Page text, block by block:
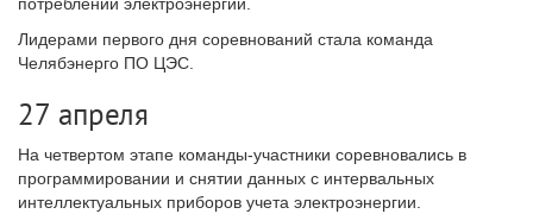
Лидерами первого дня соревнований стала команда
Челябэнерго ПО ЦЭС.
27 апреля
На четвертом этапе команды-участники соревновались в
программировании и снятии данных с интервальных
интеллектуальных приборов учета электроэнергии.